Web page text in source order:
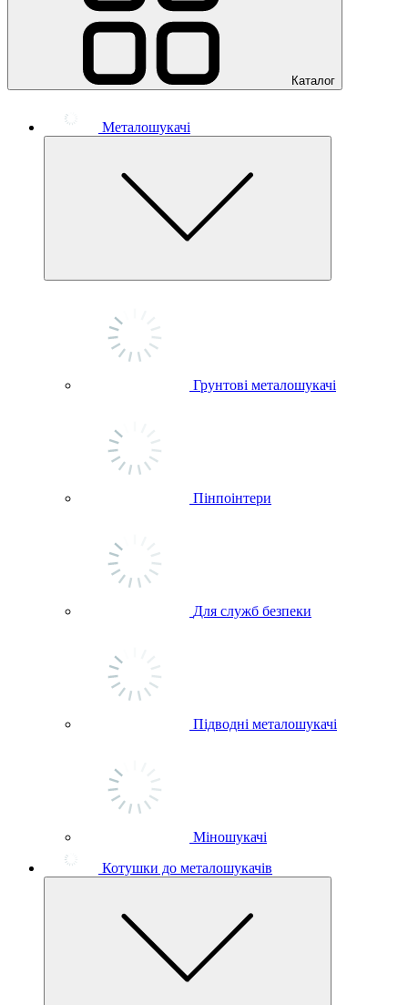
Каталог
Металошукачі
Грунтові металошукачі
Пінпоінтери
Для служб безпеки
Підводні металошукачі
Міношукачі
Котушки до металошукачів